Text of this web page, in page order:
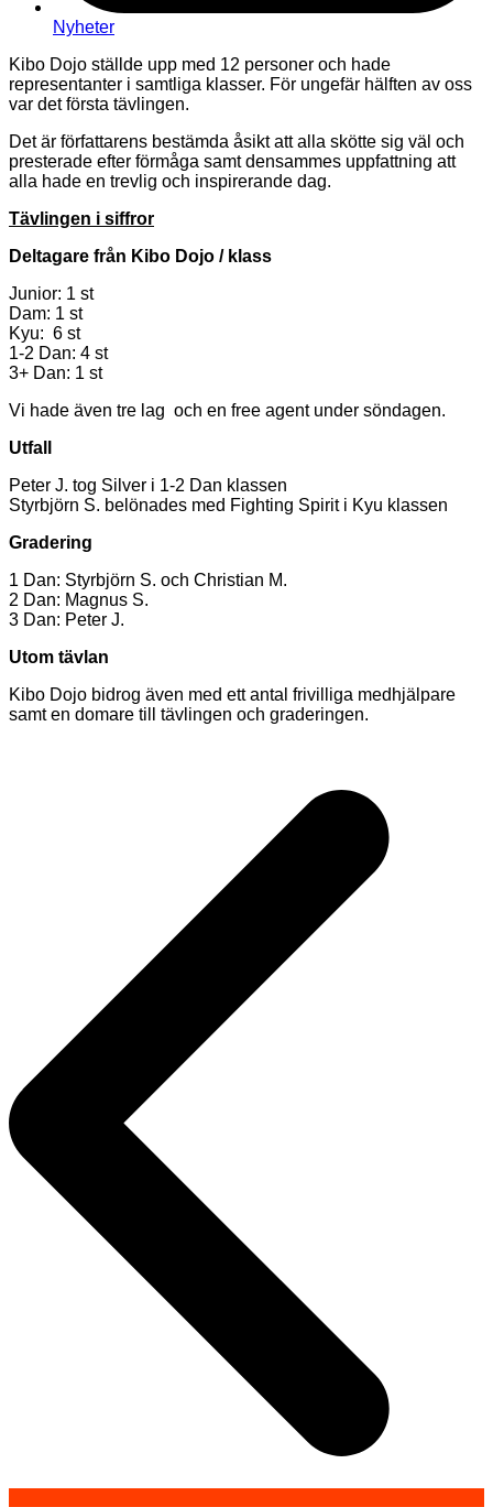
Nyheter
Kibo Dojo ställde upp med 12 personer och hade
representanter i samtliga klasser. För ungefär hälften av oss
var det första tävlingen.
Det är författarens bestämda åsikt att alla skötte sig väl och
presterade efter förmåga samt densammes uppfattning att
alla hade en trevlig och inspirerande dag.
Tävlingen i siffror
Deltagare från Kibo Dojo / klass
Junior: 1 st
Dam: 1 st
Kyu: 6 st
1-2 Dan: 4 st
3+ Dan: 1 st
Vi hade även tre lag och en free agent under söndagen.
Utfall
Peter J. tog Silver i 1-2 Dan klassen
Styrbjörn S. belönades med Fighting Spirit i Kyu klassen
Gradering
1 Dan: Styrbjörn S. och Christian M.
2 Dan: Magnus S.
3 Dan: Peter J.
Utom tävlan
Kibo Dojo bidrog även med ett antal frivilliga medhjälpare
samt en domare till tävlingen och graderingen.